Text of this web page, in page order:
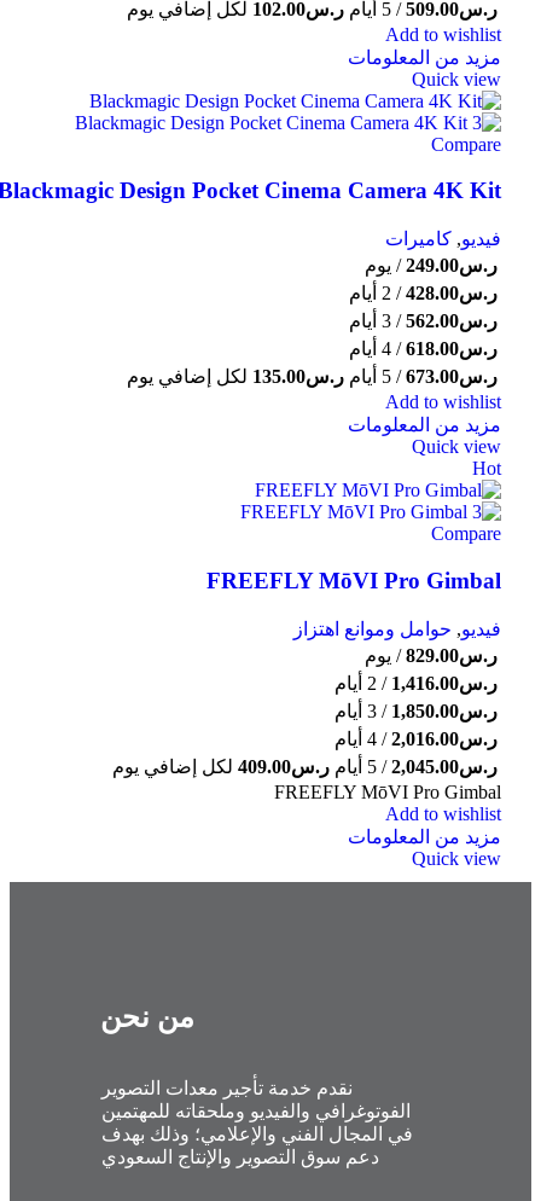
ر.س509.00/ 5 أيام ر.س102.00 لكل إضافي يوم
Add to wishlist
مزيد من المعلومات
Quick view
Compare
Design Pocket Cinema Camera 4K Kit
فيديو, كاميرات
ر.س249.00/ يوم
ر.س428.00/ 2 أيام
ر.س562.00/ 3 أيام
ر.س618.00/ 4 أيام
ر.س673.00/ 5 أيام ر.س135.00 لكل إضافي يوم
Add to wishlist
مزيد من المعلومات
Quick view
Hot
Compare
FREEFLY MōVI Pro Gimbal
فيديو, حوامل وموانع اهتزاز
ر.س829.00/ يوم
ر.س1,416.00 / 2 أيام
ر.س1,850.00 / 3 أيام
ر.س2,016.00/ 4 أيام
ر.س2,045.00/ 5 أيام ر.س409.00 لكل إضافي يوم
FREEFLY MōVI Pro Gimbal
Add to wishlist
مزيد من المعلومات
Quick view
من نحن
نقدم خدمة تأجير معدات التصوير
الفوتوغرافي والفيديو وملحقاته للمهتمين
في المجال الفني والإعلامي؛ وذلك بهدف
دعم سوق التصوير والإنتاج السعودي